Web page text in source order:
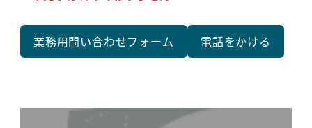
業務用問い合わせフォーム 電話をかける